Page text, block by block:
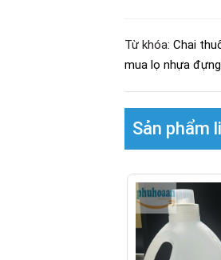
Từ khóa: Chai
mua lọ nhựa
Sản phẩm